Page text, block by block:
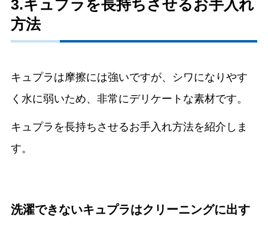
3.キュプラを長持ちさせるお手入れ
方法
キュプラは摩擦には強いですが、シワになりやす
く水に弱いため、非常にデリケートな素材です。
キュプラを長持ちさせるお手入れ方法を紹介しま
す。
洗濯できないキュプラはクリーニングに出す